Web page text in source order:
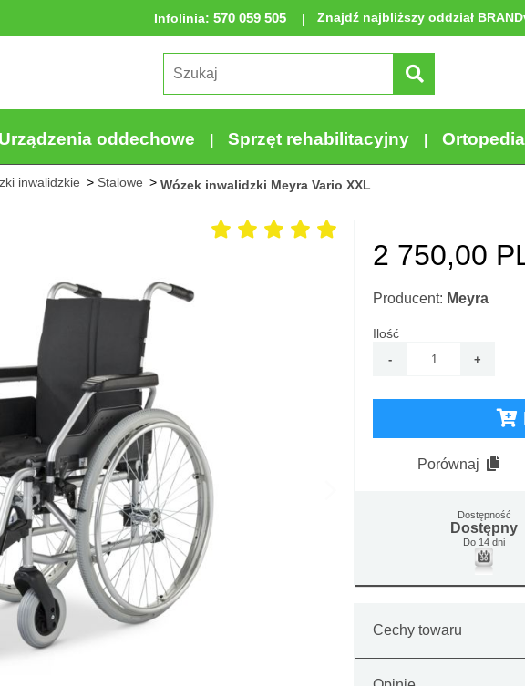
Infolinia: 570 059 505 Znajdź najbliższy oddział
Urządzenia oddechowe Sprzęt rehabilitacyjny Ortopedia
inwalidzkie Stalowe Wózek inwalidzki Meyra Vario XXL
2 750,00
Producent: Meyra
Ilość
Porównaj
Dostępność
Dostępny
Do 14 dni
Cechy towaru